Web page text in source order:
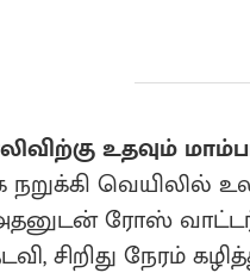
உதவும்
நறுக்கி வெயிலில்
அதனுடன் ரோஸ்
சிறிது நேரம்